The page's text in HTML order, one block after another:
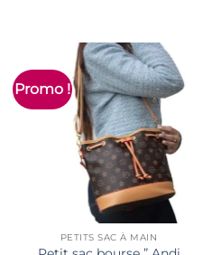
Promo !
PETITS SAC À MAIN